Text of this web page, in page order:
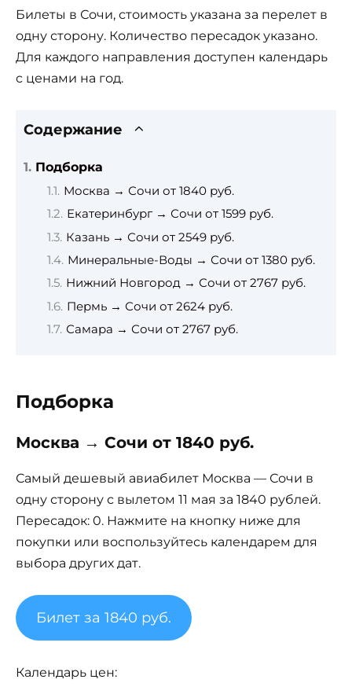
Билеты в Сочи, стоимость указана за перелет в
одну сторону. Количество пересадок указано.
Для каждого направления доступен календарь
с ценами на год.
Содержание
Подборка
Москва → Сочи от 1840 руб.
Екатеринбург → Сочи от 1599 руб.
Казань → Сочи от 2549 руб.
Минеральные-Воды → Сочи от 1380 руб.
Нижний Новгород → Сочи от 2767 руб.
Пермь → Сочи от 2624 руб.
Самара → Сочи от 2767 руб.
Подборка
Москва → Сочи от 1840 руб.
Самый дешевый авиабилет Москва — Сочи в
одну сторону с вылетом 11 мая за 1840 рублей.
Пересадок: 0. Нажмите на кнопку ниже для
покупки или воспользуйтесь календарем для
выбора других дат.
Билет за 1840 руб.
Календарь цен: